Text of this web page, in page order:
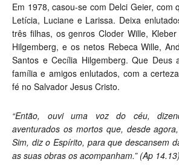
Em 1978, casou-se com Delci Geier, com
Letícia, Luciane e Larissa. Deixa
três filhas, os genros Cloder Wille,
Hilgemberg, e os netos Rebeca Wille,
Santos e Cecília Hilgemberg. Que Deus
família e amigos enlutados, com a
fé no Salvador Jesus Cristo.
“Então, ouvi uma voz do céu,
aventurados os mortos que, desde
Sim, diz o Espírito, para que descansem
as suas obras os acompanham.” (Ap 14.13)